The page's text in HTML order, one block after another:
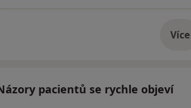
Více
o
pacientů se rychle objeví